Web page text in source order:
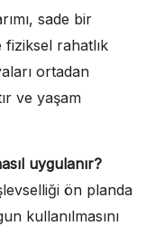
sade bir
fiziksel rahatlık
ortadan
ve yaşam
uygulanır?
ön planda
kullanılmasını